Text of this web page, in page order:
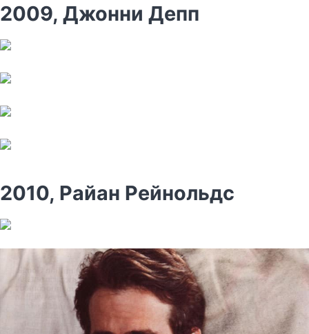
2009, Джонни Депп
2010, Райан Рейнольдс